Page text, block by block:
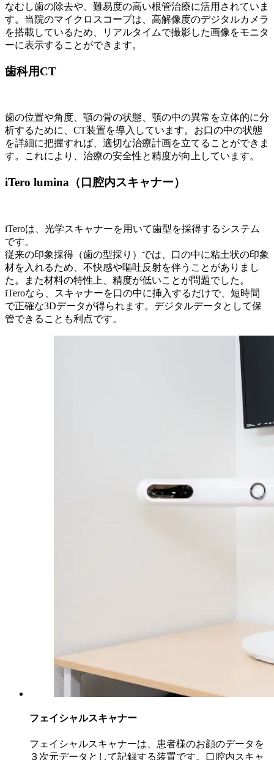
なむし歯の除去や、難易度の高い根管治療に活用されていま
す。当院のマイクロスコープは、高解像度のデジタルカメラ
を搭載しているため、リアルタイムで撮影した画像をモニタ
ーに表示することができます。
歯科用CT
歯の位置や角度、顎の骨の状態、顎の中の異常を立体的に分
析するために、CT装置を導入しています。お口の中の状態
を詳細に把握すれば、適切な治療計画を立てることができま
す。これにより、治療の安全性と精度が向上しています。
iTero lumina（口腔内スキャナー）
iTeroは、光学スキャナーを用いて歯型を採得するシステム
です。
従来の印象採得（歯の型採り）では、口の中に粘土状の印象
材を入れるため、不快感や嘔吐反射を伴うことがありまし
た。また材料の特性上、精度が低いことが問題でした。
iTeroなら、スキャナーを口の中に挿入するだけで、短時間
で正確な3Dデータが得られます。デジタルデータとして保
管できることも利点です。
フェイシャルスキャナー
フェイシャルスキャナーは、患者様のお顔のデータを
３次元データとして記録する装置です。口腔内スキャ